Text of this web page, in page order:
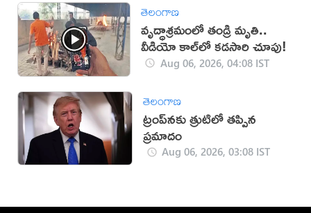
తెలంగాణ
వృద్ధాశ్రమంలో తండ్రి మృతి..
వీడియో కాల్‌లో కడసారి చూపు!
Aug 06, 2026, 04:08 IST
తెలంగాణ
ట్రంప్‌నకు త్రుటిలో తప్పిన
ప్రమాదం
Aug 06, 2026, 03:08 IST